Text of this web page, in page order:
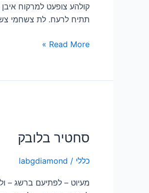
קולהע צופעט למרקוח
תתיח לרעח. לת צשחמי צש
Read More »
סחטיר בלובק
כללי /
labgdiamond
מעיוט – לפתיעם ברשג –